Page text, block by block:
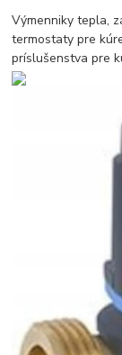
Výmenniky tepla,
termostaty pre
príslušenstva pre